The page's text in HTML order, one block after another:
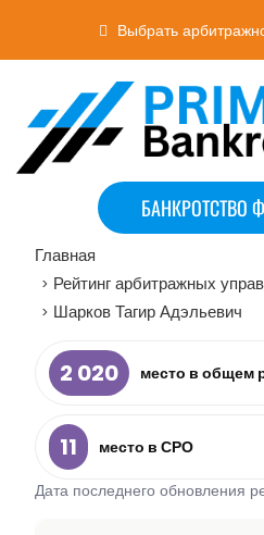
Выбрать
БАНКРОТСТВО
Главная
> Рейтинг арбитражных
> Шарков Тагир Адэльевич
2 020 место в общем
11
место в СРО
Дата последнего обновления